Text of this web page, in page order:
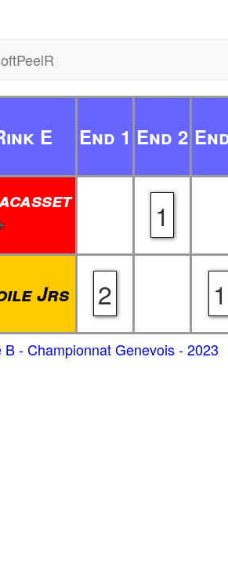
E End 1 End 2
1
Jrs 2 1
B - Championnat Genevois - 2023